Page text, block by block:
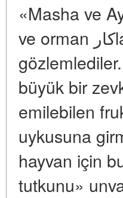
«Masha ve
ve orman کارları, ayının yabani arı yuvalarını yıktığını
büyük bir
emilebilen
uykusuna
hayvan için
tutkunu»